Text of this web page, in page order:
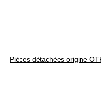
Pièces détachées origine